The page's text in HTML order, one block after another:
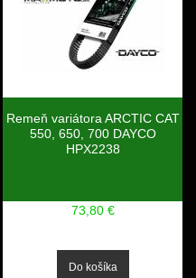
Remeň variátora ARCTIC CAT
550, 650, 700 DAYCO
HPX2238
73,80 €